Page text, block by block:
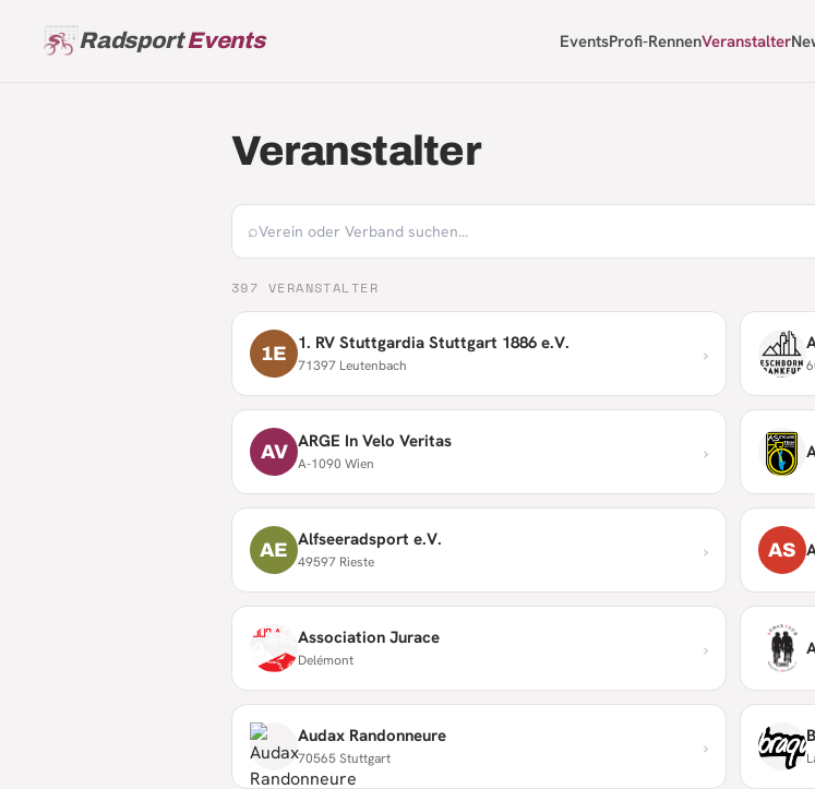
RadsportEvents EventsProfi-RennenVeranstalter
Veranstalter
⌕
397 VERANSTALTER
1E 1. RV Stuttgardia Stuttgart 1886 e.V.
71397 Leutenbach ›
AV ARGE In Velo Veritas
A-1090 Wien ›
AE Alfseeradsport e.V.
49597 Rieste › AS
Association Jurace
Delémont ›
Audax Randonneure
70565 Stuttgart ›